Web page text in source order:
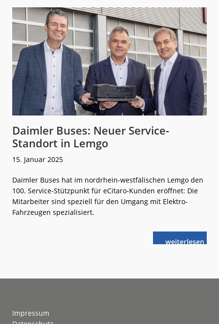
Euro
in
Service-
Netzwerk
Daimler Buses: Neuer Service-
Standort in Lemgo
15. Januar 2025
Daimler Buses hat im nordrhein-westfälischen Lemgo den
100. Service-Stützpunkt für eCitaro‑Kunden eröffnet: Die
Mitarbeiter sind speziell für den Umgang mit Elektro-
Fahrzeugen spezialisiert.
weiterlese
nDaimler
Impressum